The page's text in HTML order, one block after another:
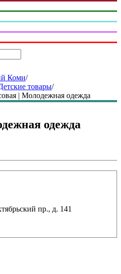
Коми/
товары/
| Молодежная одежда
одежда
пр., д. 141